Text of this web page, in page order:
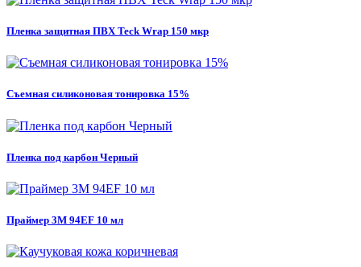
Пленка защитная ПВХ Teck Wrap 150 мкр
Съемная силиконовая тонировка 15%
Пленка под карбон Черный
Праймер 3M 94EF 10 мл